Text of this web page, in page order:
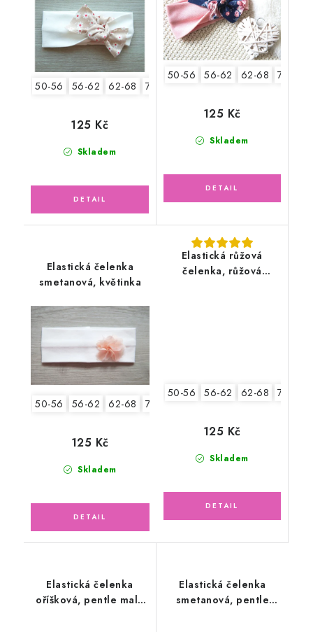
50-56 56-62 62-68 74-86
Skladem
125 Kč
50-56 56-62 62-68 74-86
Skladem
125 Kč
Elastická čelenka
smetanová, květinka
50-56 56-62 62-68 74-86
Skladem
125 Kč
Elastická růžová
čelenka, růžová
50-56 56-62 62-68 74-86
Skladem
125 Kč
Elastická čelenka
oříšková, pentle malá
Elastická čelenka
smetanová, pentle